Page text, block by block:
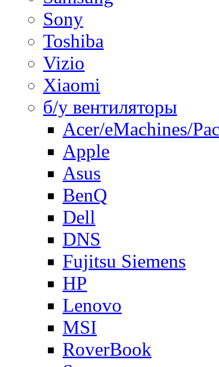
Sony
Toshiba
Vizio
Xiaomi
б/у вентиляторы
Acer/eMachines/
Apple
Asus
BenQ
Dell
DNS
Fujitsu Siemens
HP
Lenovo
MSI
RoverBook